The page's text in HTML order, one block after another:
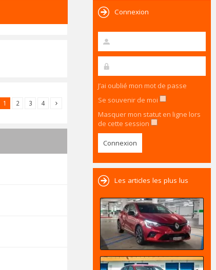
1 2 3 4
Connexion
J’ai oublié mon mot de passe
Se souvenir de moi
Masquer mon statut en ligne lors
de cette session
Les articles les plus lus